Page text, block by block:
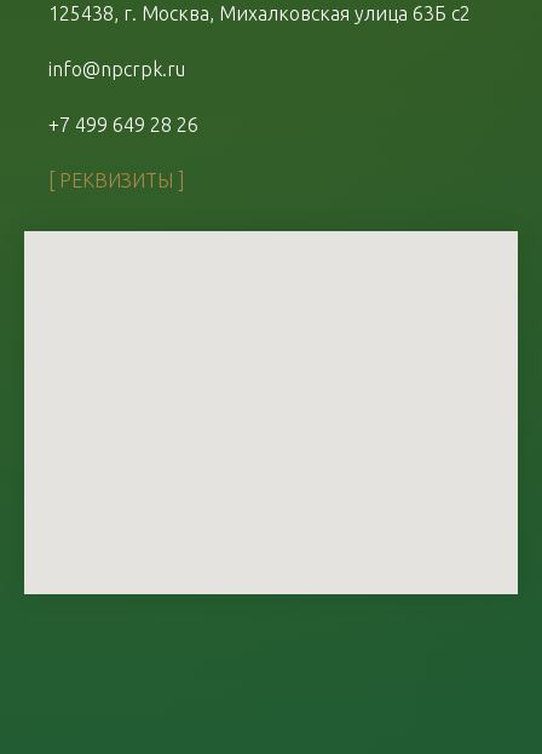
125438, г. Москва, Михалковская улица 63Б с2
info@npcrpk.ru
+7 499 649 28 26
[ РЕКВИЗИТЫ ]